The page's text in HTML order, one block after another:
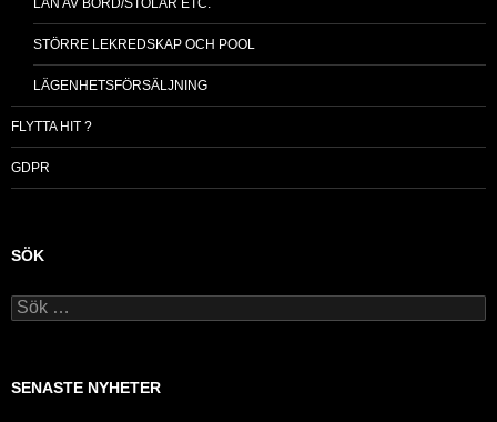
LÅN AV BORD/STOLAR ETC.
STÖRRE LEKREDSKAP OCH POOL
LÄGENHETSFÖRSÄLJNING
FLYTTA HIT ?
GDPR
SÖK
Sök
efter:
SENASTE NYHETER